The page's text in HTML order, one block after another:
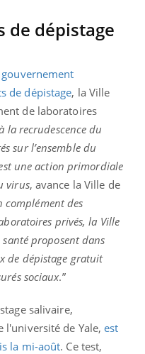
de dépistage
de dépistage, la Ville
de laboratoires
la recrudescence du
sur l’ensemble du
une action primordiale
virus, avance la Ville de
complément des
privés, la Ville
santé proposent dans
de dépistage gratuit
sociaux.”
salivaire,
l'université de Yale,est
la mi-août. Ce test,